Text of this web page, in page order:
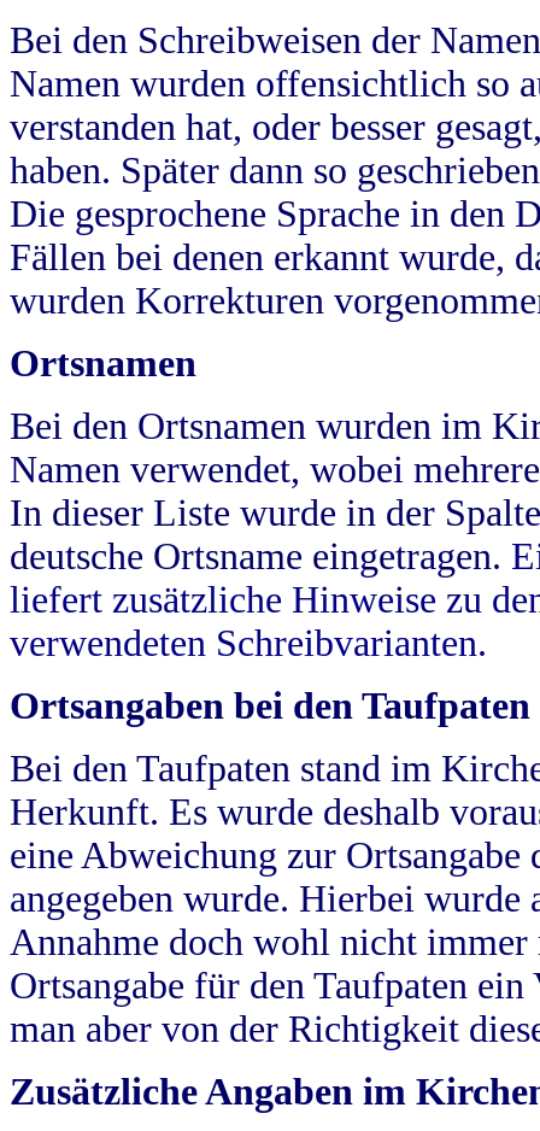
Bei den Schreibweisen der
Namen wurden offensichtlich so
verstanden hat, oder besser
haben. Später dann so
Die gesprochene Sprache in
Fällen bei denen erkannt wurde,
wurden Korrekturen
Ortsnamen
Bei den Ortsnamen wurden im
Namen verwendet, wobei
In dieser Liste wurde in der
deutsche Ortsname eingetragen.
liefert zusätzliche Hinweise zu
verwendeten Schreibvarianten.
Ortsangaben bei den Taufpaten
Bei den Taufpaten stand im
Herkunft. Es wurde deshalb
eine Abweichung zur
angegeben wurde. Hierbei wurde
Annahme doch wohl nicht
Ortsangabe für den Taufpaten
man aber von der Richtigkeit
Zusätzliche Angaben im